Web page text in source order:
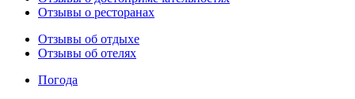
Отзывы о ресторанах
Отзывы об отдыхе
Отзывы об отелях
Погода